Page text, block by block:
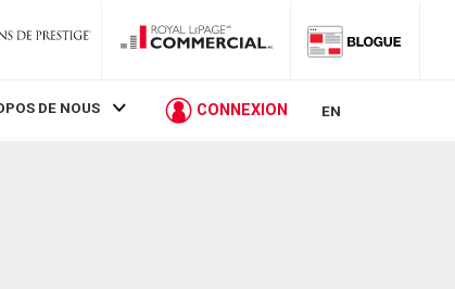
DE NOUS CONNEXION EN